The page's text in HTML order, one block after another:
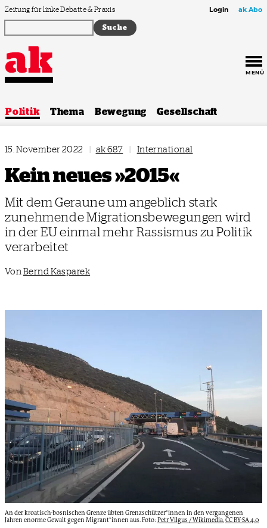
Zum Inhalt springen
Zeitung für linke Debatte & Praxis Login ak Abo
MENÜ
Politik Thema Bewegung Gesellschaft
15. November 2022 | ak 687 | International
Kein neues »2015«
Mit dem Geraune um angeblich stark
zunehmende Migrationsbewegungen wird
in der EU einmal mehr Rassismus zu Politik
verarbeitet
Von Bernd Kasparek
An der kroatisch-bosnischen Grenze übten Grenzschützer*innen in den vergangenen
Jahren enorme Gewalt gegen Migrant*innen aus. Foto:Petr Vilgus / Wikimedia,CC BY-SA 4.0